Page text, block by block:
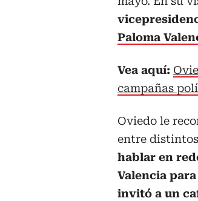
Paloma
Vea aquí:
campañas
Oviedo le
entre
hablar en
Valencia
invitó a un